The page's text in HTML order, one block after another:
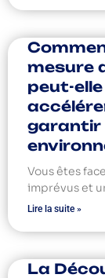
mesure
peut-
garantir
Vous êtes
imprévus et
Lire la suite »
La